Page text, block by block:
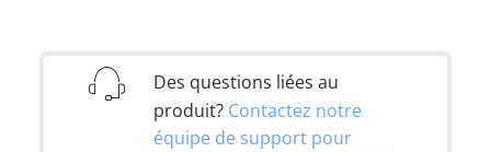
Des questions liées au
produit? Contactez notre
équipe de support pour